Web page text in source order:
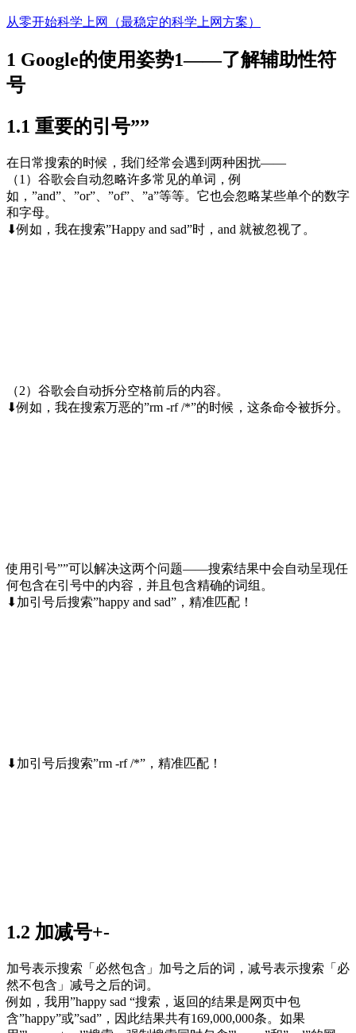
从零开始科学上网（最稳定的科学上网方案）
1 Google的使用姿势1——了解辅助性符
号
1.1 重要的引号””
在日常搜索的时候，我们经常会遇到两种困扰——
（1）谷歌会自动忽略许多常见的单词，例
如，”and”、”or”、”of”、”a”等等。它也会忽略某些单个的数字
和字母。
⬇例如，我在搜索”Happy and sad”时，and 就被忽视了。
（2）谷歌会自动拆分空格前后的内容。
⬇例如，我在搜索万恶的”rm -rf /*”的时候，这条命令被拆分。
使用引号””可以解决这两个问题——搜索结果中会自动呈现任
何包含在引号中的内容，并且包含精确的词组。
⬇加引号后搜索”happy and sad”，精准匹配！
⬇加引号后搜索”rm -rf /*”，精准匹配！
1.2 加减号+-
加号表示搜索「必然包含」加号之后的词，减号表示搜索「必
然不包含」减号之后的词。
例如，我用”happy sad “搜索，返回的结果是网页中包
含”happy”或”sad”，因此结果共有169,000,000条。如果